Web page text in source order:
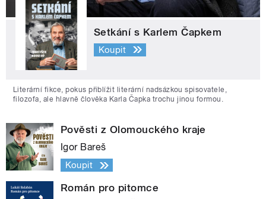
Setkání s Karlem Čapkem
Koupit
Literární fikce, pokus přiblížit literární nadsázkou spisovatele,
filozofa, ale hlavně člověka Karla Čapka trochu jinou formou.
Pověsti z Olomouckého kraje
Igor Bareš
Koupit
Román pro pitomce